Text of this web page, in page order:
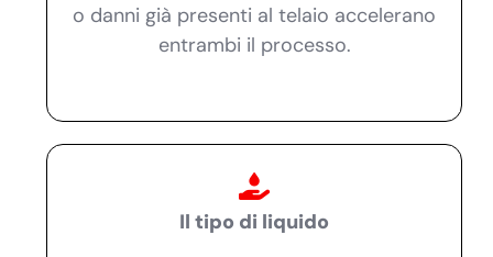
o danni già presenti al telaio accelerano
entrambi il processo.
Il tipo di liquido